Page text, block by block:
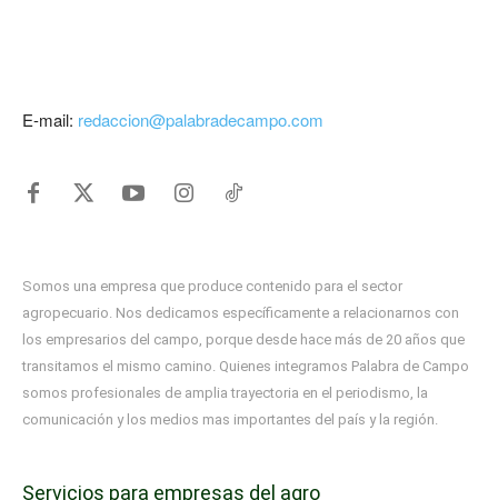
E-mail: redaccion@palabradecampo.com
Somos una empresa que produce contenido para el sector
agropecuario. Nos dedicamos específicamente a relacionarnos con
los empresarios del campo, porque desde hace más de 20 años que
transitamos el mismo camino. Quienes integramos Palabra de Campo
somos profesionales de amplia trayectoria en el periodismo, la
comunicación y los medios mas importantes del país y la región.
Servicios para empresas del agro